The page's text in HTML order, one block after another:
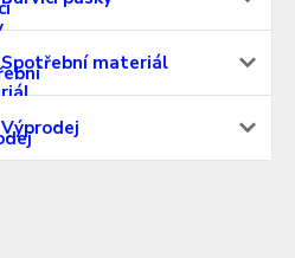
Spotřební materiál
Výprodej